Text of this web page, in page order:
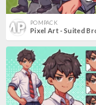
POMPACK